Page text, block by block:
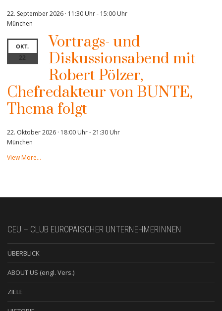
22. September 2026 · 11:30 Uhr- 15:00 Uhr
München
OKT.
22
Vortrags- und
Diskussionsabend mit
Robert Pölzer,
Chefredakteur von BUNTE,
Thema folgt
22. Oktober 2026 · 18:00 Uhr-21:30 Uhr
München
View More…
CEU – CLUB EUROPÄISCHER UNTERNEHMERINNEN
ÜBERBLICK
ABOUT US (engl. Vers.)
ZIELE